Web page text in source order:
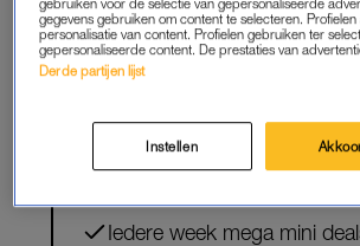
PREMIUM
VERDER
artikelen
Iedere week mega mini
gebruiken voor de selectie van gepersonaliseerde
gegevens gebruiken om content te selecteren.
personalisatie van content. Profielen gebruiken ter
gepersonaliseerde content. De prestaties van
Derde partijen lijst
Instellen